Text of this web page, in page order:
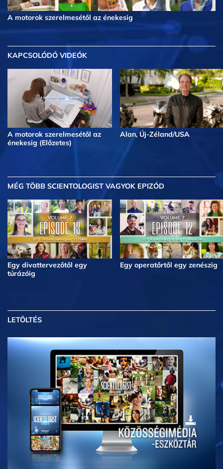
A motorok szerelmesétől az énekesig
KAPCSOLÓDÓ VIDEÓK
A motorok szerelmesétől az
énekesig (Előzetes)
Alan, Új-Zéland/USA
MÉG TÖBB SCIENTOLOGIST VAGYOK EPIZÓD
Egy divattervezőtől egy
túrázóig
Egy operatőrtől egy zenészig
LETÖLTÉS